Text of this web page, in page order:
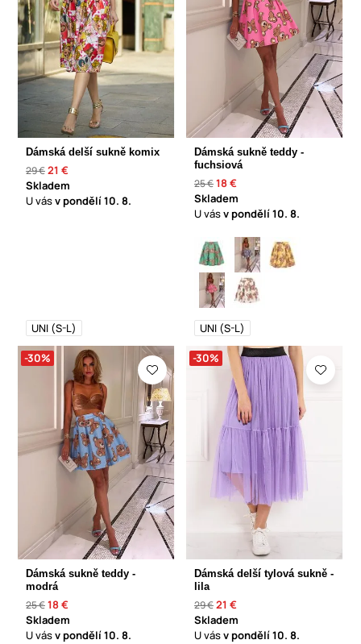
Dámská delší sukně komix
29 €21 €
Skladem
U vásv pondělí10. 8.
UNI (S-L)
Dámská sukně teddy -
fuchsiová
25 €18 €
Skladem
U vásv pondělí10. 8.
UNI (S-L)
-30%
Dámská sukně teddy -
modrá
25 €18 €
Skladem
U vásv pondělí10. 8.
-30%
Dámská delší tylová sukně -
lila
29 €21 €
Skladem
U vásv pondělí10. 8.